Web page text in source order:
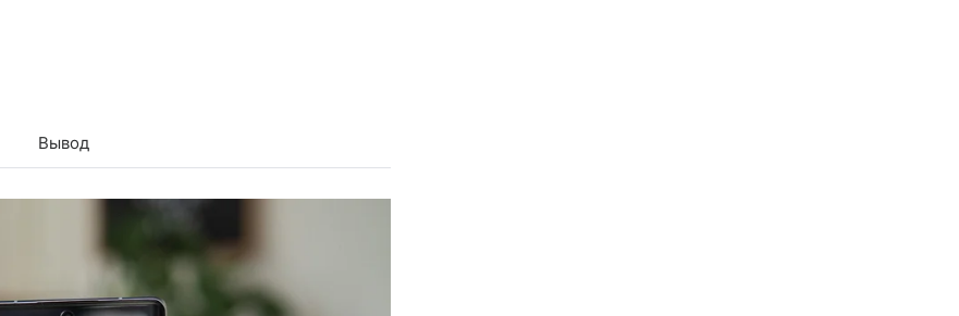
Вывод